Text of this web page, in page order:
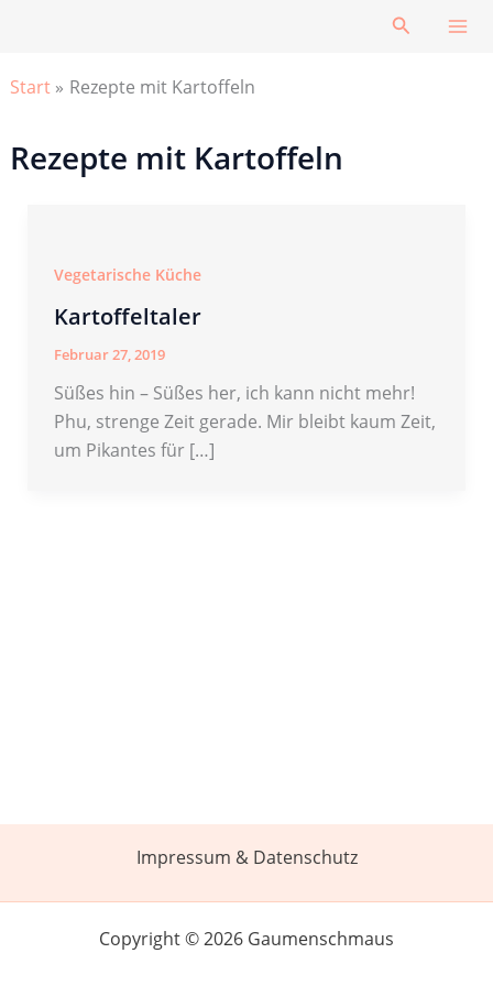
Suchen
Start Rezepte mit Kartoffeln
Rezepte mit Kartoffeln
Vegetarische Küche
Kartoffeltaler
Februar 27, 2019
Süßes hin – Süßes her, ich kann nicht mehr!
Phu, strenge Zeit gerade. Mir bleibt kaum Zeit,
um Pikantes für […]
Impressum & Datenschutz
Copyright © 2026 Gaumenschmaus